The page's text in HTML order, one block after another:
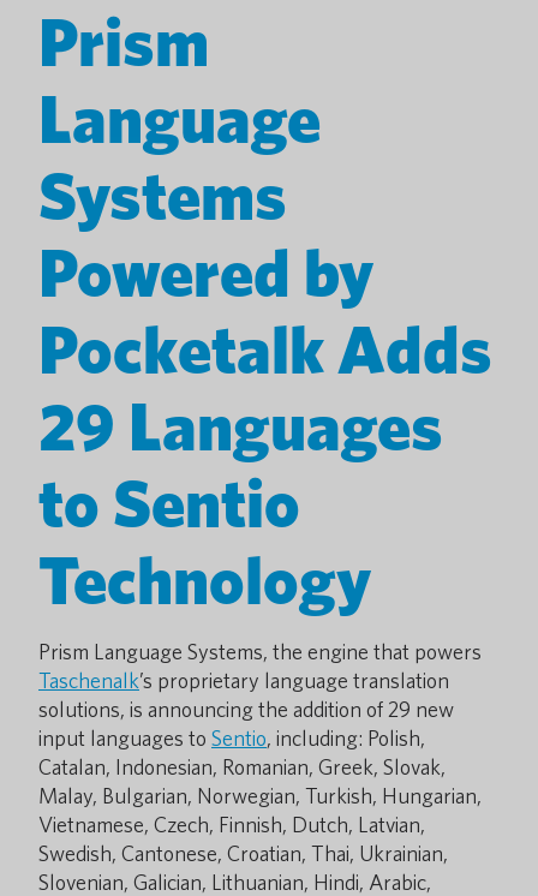
Prism
Language
Systems
Powered by
Pocketalk Adds
29 Languages
to Sentio
Technology
Prism Language Systems, the engine that powers
Taschenalk’s proprietary language translation
solutions, is announcing the addition of 29 new
input languages to Sentio, including: Polish,
Catalan, Indonesian, Romanian, Greek, Slovak,
Malay, Bulgarian, Norwegian, Turkish, Hungarian,
Vietnamese, Czech, Finnish, Dutch, Latvian,
Swedish, Cantonese, Croatian, Thai, Ukrainian,
Slovenian, Galician, Lithuanian, Hindi, Arabic,